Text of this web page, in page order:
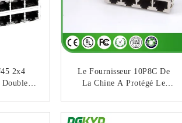
2x4
Double
Le Fournisseur 10P8C De
La Chine A Protégé Le
Ports Avec Le
CONTACTEZ